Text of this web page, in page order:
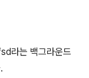
라는 백그라운드